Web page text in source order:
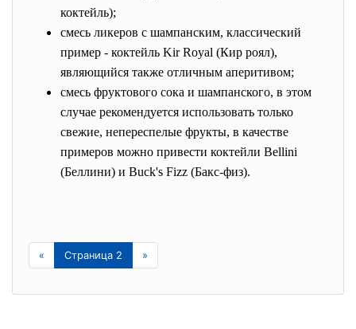
коктейль);
смесь ликеров с шампанским, классический
пример - коктейль Kir Royal (Кир роял),
являющийся также отличным аперитивом;
смесь фруктового сока и шампанского, в этом
случае рекомендуется использовать только
свежие, непереспелые фрукты, в качестве
примеров можно привести коктейли Bellini
(Беллини) и Buck's Fizz (Бакс-физ).
« Страница 2 »